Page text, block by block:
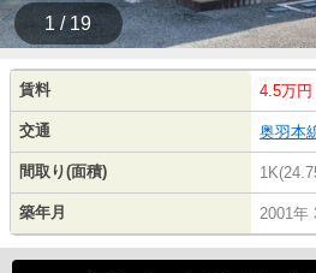
1 / 19
賃料 4.5万円
交通 奥羽本
間取り(面積)
築年月 2001年